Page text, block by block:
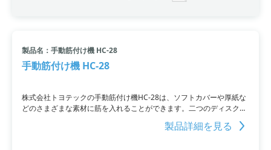
製品名：手動筋付け機 HC-28
手動筋付け機 HC-28
株式会社トヨテックの手動筋付け機HC-28は、ソフトカバーや厚紙な
どのさまざまな素材に筋を入れることができます。二つのディスクタ
イプ用紙ガイドを使用することで、ワンパスで2か所に筋入れが可
能。コストパフォーマンスに優れた手動筋付け機です。
製品詳細を見る